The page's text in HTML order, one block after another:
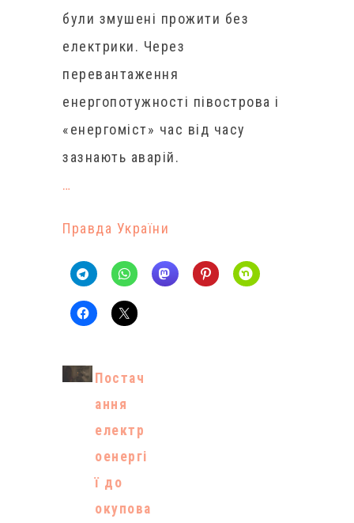
були змушені прожити без
електрики. Через
перевантаження
енергопотужності півострова і
«енергоміст» час від часу
зазнають аварій.
…
Правда України
Постач
ання
електр
оенергі
ї до
окупова